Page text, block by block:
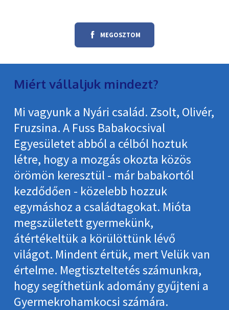
MEGOSZTOM
Miért vállaljuk mindezt?
Mi vagyunk a Nyári család. Zsolt, Olivér,
Fruzsina. A Fuss Babakocsival
Egyesületet abból a célból hoztuk
létre, hogy a mozgás okozta közös
örömön keresztül - már babakortól
kezdődően - közelebb hozzuk
egymáshoz a családtagokat. Mióta
megszületett gyermekünk,
átértékeltük a körülöttünk lévő
világot. Mindent értük, mert Velük van
értelme. Megtiszteltetés számunkra,
hogy segíthetünk adomány gyűjteni a
Gyermekrohamkocsi számára.